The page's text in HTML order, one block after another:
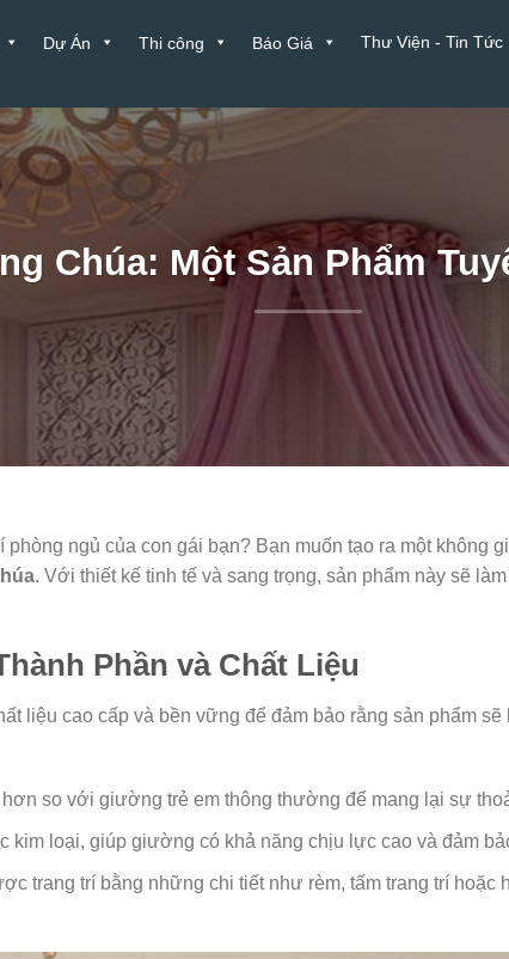
Dự Án Thi công Báo Giá Thư Viện - Tin Tức
Chúa: Một Sản Phẩm
phòng ngủ của con gái bạn? Bạn muốn tạo ra một không
. Với thiết kế tinh tế và sang trọng, sản phẩm này sẽ
Phần và Chất Liệu
liệu cao cấp và bền vững để đảm bảo rằng sản phẩm sẽ
so với giường trẻ em thông thường để mang lại sự
loại, giúp giường có khả năng chịu lực cao và đảm
trang trí bằng những chi tiết như rèm, tấm trang trí hoặc